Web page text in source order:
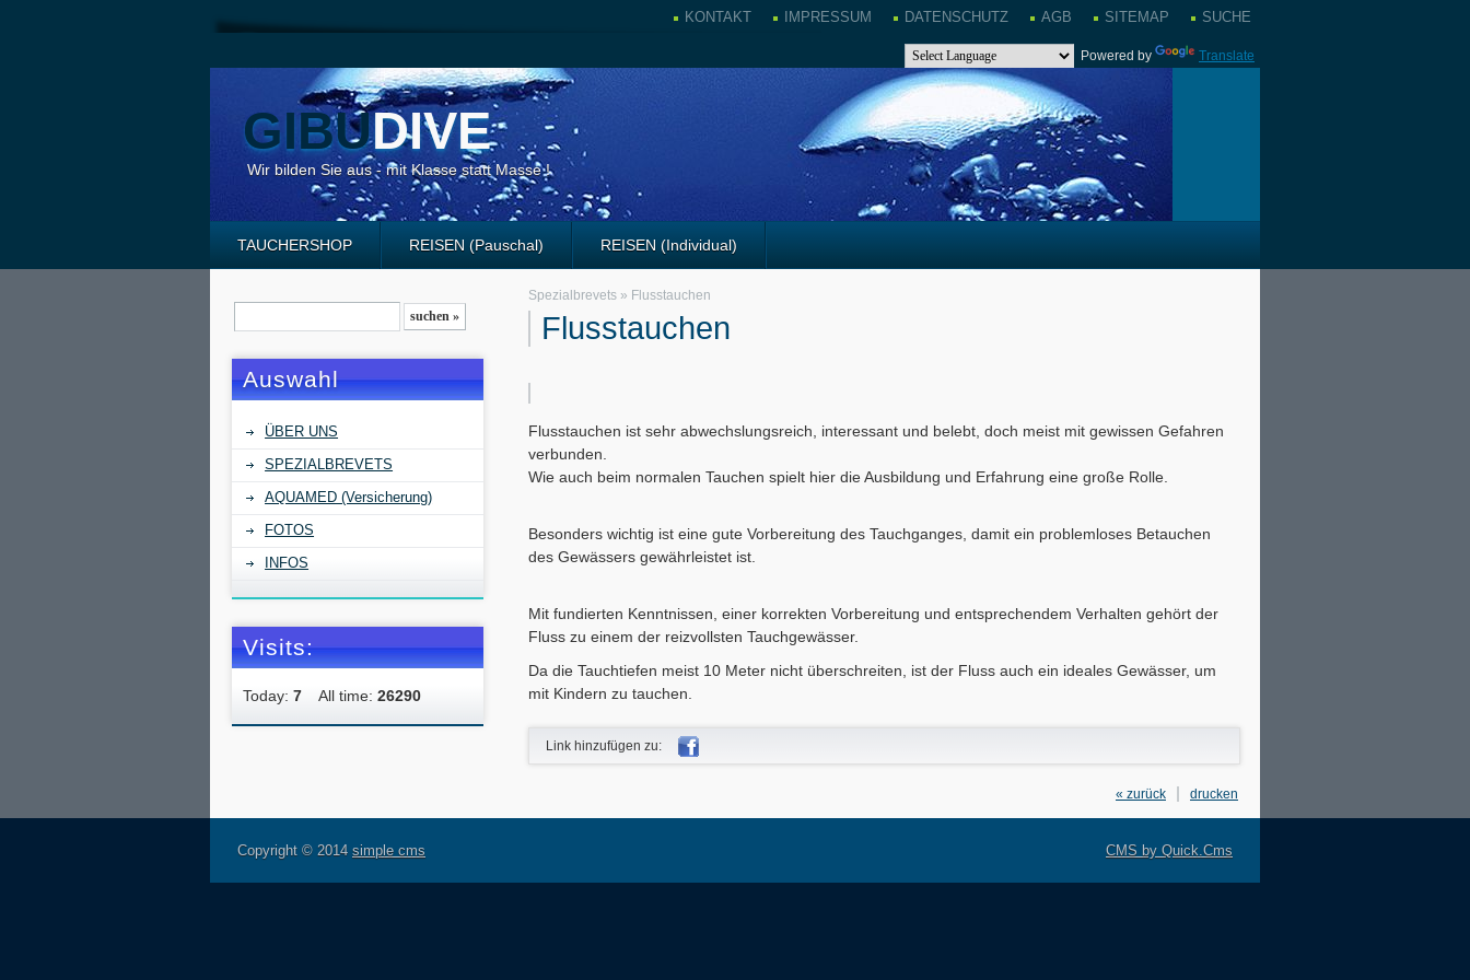
KONTAKT IMPRESSUM DATENSCHUTZ AGB SITEMAP SUCHE
Powered by Translate
GIBUDIVE
Wir bilden Sie aus - mit Klasse statt Masse !
TAUCHERSHOP REISEN (Pauschal) REISEN (Individual)
Auswahl
ÜBER UNS
SPEZIALBREVETS
AQUAMED (Versicherung)
FOTOS
INFOS
Visits:
Today: 7 All time: 26290
Flusstauchen
Spezialbrevets » Flusstauchen
Flusstauchen ist sehr abwechslungsreich, interessant und belebt, doch meist mit gewissen Gefahren
verbunden.
Wie auch beim normalen Tauchen spielt hier die Ausbildung und Erfahrung eine große Rolle.
Besonders wichtig ist eine gute Vorbereitung des Tauchganges, damit ein problemloses Betauchen
des Gewässers gewährleistet ist.
Mit fundierten Kenntnissen, einer korrekten Vorbereitung und entsprechendem Verhalten gehört der
Fluss zu einem der reizvollsten Tauchgewässer.
Da die Tauchtiefen meist 10 Meter nicht überschreiten, ist der Fluss auch ein ideales Gewässer, um
mit Kindern zu tauchen.
Link hinzufügen zu:
drucken
« zurück
Copyright © 2014 simple cms CMS by Quick.Cms